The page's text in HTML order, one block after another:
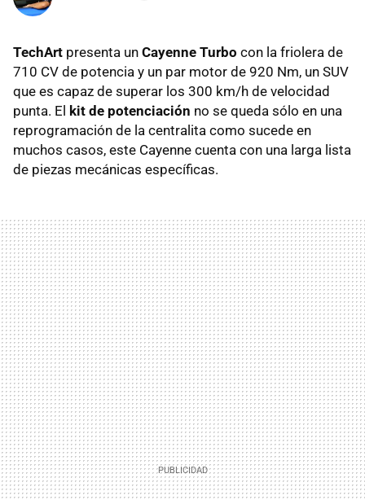
TechArt presenta un Cayenne Turbo con la friolera de
710 CV de potencia y un par motor de 920 Nm, un SUV
que es capaz de superar los 300 km/h de velocidad
punta. El kit de potenciación no se queda sólo en una
reprogramación de la centralita como sucede en
muchos casos, este Cayenne cuenta con una larga lista
de piezas mecánicas específicas.